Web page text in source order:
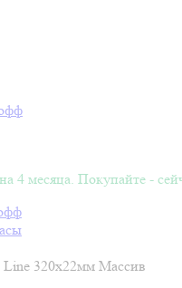
4 месяца. Покупайте -
320х22мм Массив